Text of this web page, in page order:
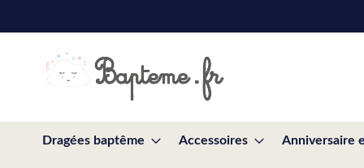
to
Dragées baptême Accessoires Anniversaire